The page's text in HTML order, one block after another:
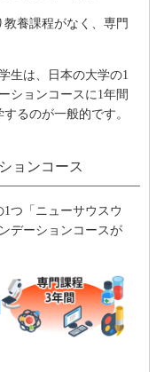
養課程がなく、専門
生は、日本の大学の1
ションコースに1年間
るのが一般的です。
ョンコース
つ「ニューサウスウ
デーションコースが